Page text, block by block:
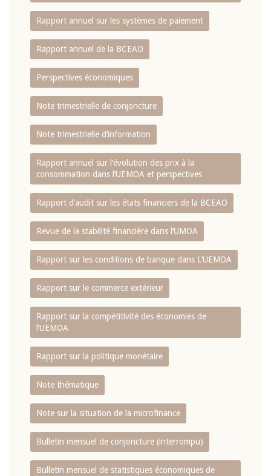
Rapport annuel sur les systèmes de paiement
Rapport annuel de la BCEAO
Perspectives économiques
Note trimestrielle de conjoncture
Note trimestrielle d‘information
Rapport annuel sur l‘évolution des prix à la
consommation dans l‘UEMOA et perspectives
Rapport d‘audit sur les états financiers de la BCEAO
Revue de la stabilité financière dans l‘UMOA
Rapport sur les conditions de banque dans L‘UEMOA
Rapport sur le commerce extérieur
Rapport sur la compétitivité des économies de
l‘UEMOA
Rapport sur la politique monétaire
Note thématique
Note sur la situation de la microfinance
Bulletin mensuel de conjoncture (interrompu)
Bulletin mensuel de statistiques économiques de